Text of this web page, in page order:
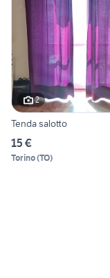
2
Tenda salotto
15 €
Torino(TO)